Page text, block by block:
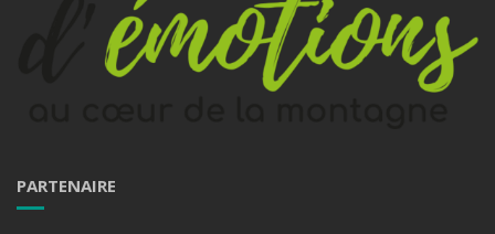
PARTENAIRE